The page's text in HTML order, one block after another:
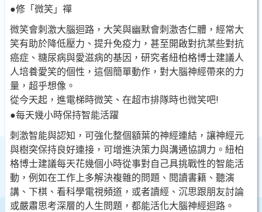
●修「微笑」禪
微笑會刺激大腦迴路，大笑與幽默會刺激杏仁體，經常大
笑有助於降低壓力、提升免疫力，甚至開啟對抗某些對抗
癌症、糖尿病與愛滋病的基因，研究者紐柏格博士建議人
人培養愛笑的個性，這個簡單動作，對大腦神經帶來的力
量，超乎想像。
從今天起，進電梯時微笑、在超市排隊時也微笑吧!
●每天幾小時保持智能活躍
刺激智能與認知，可強化整個額葉的神經連結，讓神經元
與樹突保持良好連接，可增進決策力與溝通協調力。紐柏
格博士建議每天花幾個小時從事對自己具挑戰性的智能活
動，例如在工作上多解決複雜的問題、閱讀書籍、聽演
講、下棋、看科學電視頻道，或者讀經、沉思跟朋友討論
或嚴肅思考深層的人生問題，都能活化大腦神經迴路。